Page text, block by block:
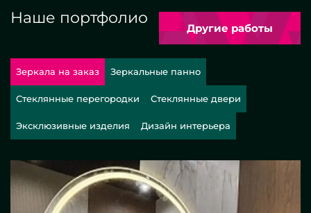
Наше портфолио
Другие работы
Зеркала на заказ Зеркальные панно
Стеклянные перегородки Стеклянные двери
Эксклюзивные изделия Дизайн интерьера